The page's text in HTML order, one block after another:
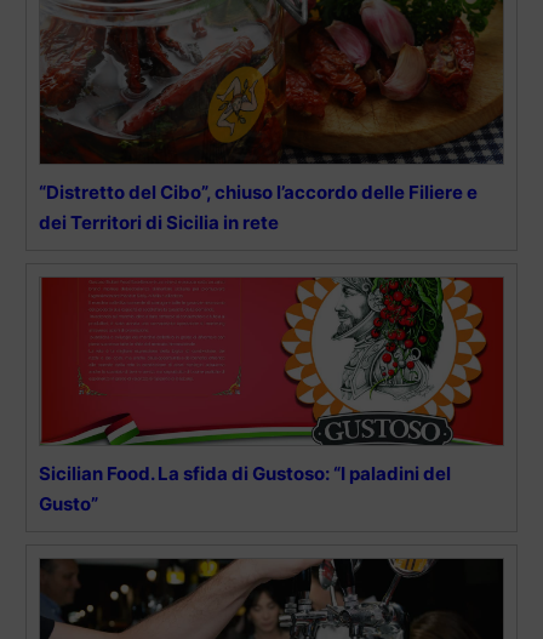
“Distretto del Cibo”, chiuso l’accordo delle Filiere e
dei Territori di Sicilia in rete
Sicilian Food. La sfida di Gustoso: “I paladini del
Gusto”